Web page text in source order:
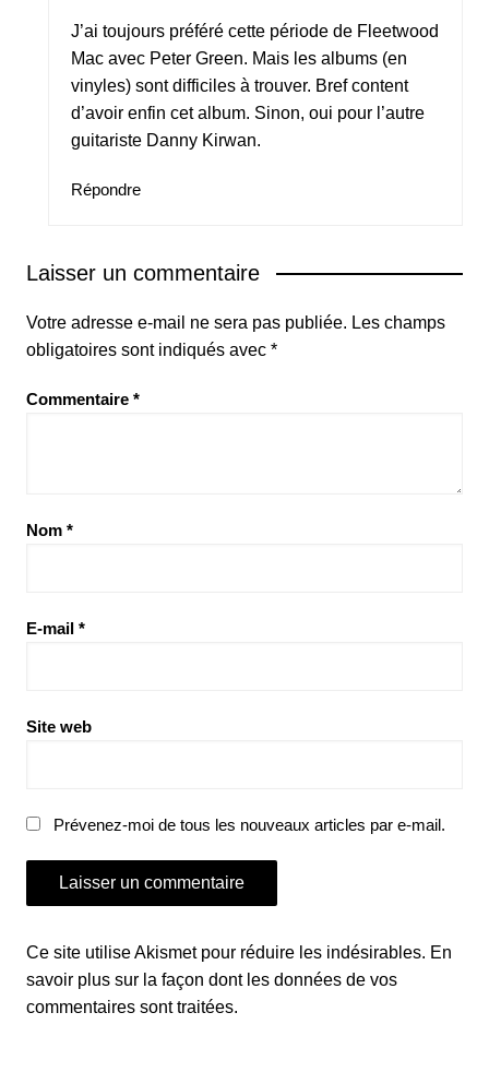
J’ai toujours préféré cette période de Fleetwood
Mac avec Peter Green. Mais les albums (en
vinyles) sont difficiles à trouver. Bref content
d’avoir enfin cet album. Sinon, oui pour l’autre
guitariste Danny Kirwan.
Répondre
Laisser un commentaire
Votre adresse e-mail ne sera pas publiée. Les champs
obligatoires sont indiqués avec *
Commentaire *
Nom *
E-mail *
Site web
Prévenez-moi de tous les nouveaux articles par e-mail.
Ce site utilise Akismet pour réduire les indésirables. En
savoir plus sur la façon dont les données de vos
commentaires sont traitées.